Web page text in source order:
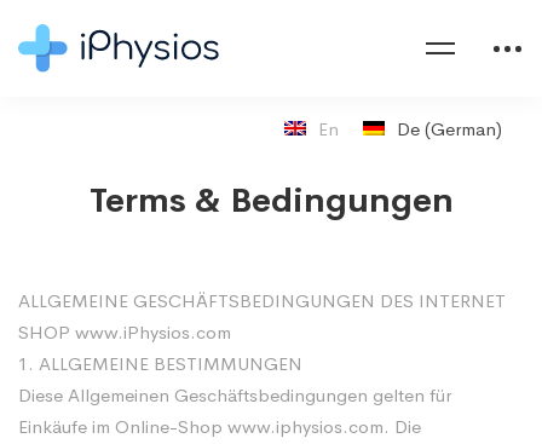
Terms & Bedingungen
En De (German)
Terms
&
Bedingungen
ALLGEMEINE GESCHÄFTSBEDINGUNGEN DES INTERNET
SHOP www.iPhysios.com
1. ALLGEMEINE BESTIMMUNGEN
Diese Allgemeinen Geschäftsbedingungen gelten für
Einkäufe im Online-Shop www.iphysios.com. Die